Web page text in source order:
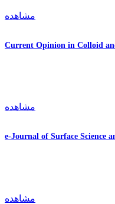
مشاهده
Current Opinion in Colloid
مشاهده
e-Journal of Surface Science
مشاهده